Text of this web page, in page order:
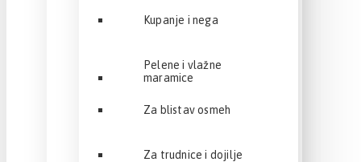
Kupanje i nega
Pelene i vlažne
maramice
Za blistav osmeh
Za trudnice i dojilje